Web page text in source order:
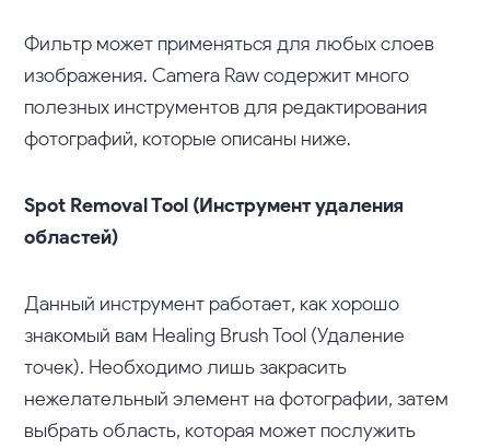
Фильтр может применяться для любых слоев
изображения. Camera Raw содержит много
полезных инструментов для редактирования
фотографий, которые описаны ниже.
Spot Removal Tool (Инструмент удаления
областей)
Данный инструмент работает, как хорошо
знакомый вам Healing Brush Tool (Удаление
точек). Необходимо лишь закрасить
нежелательный элемент на фотографии, затем
выбрать область, которая может послужить